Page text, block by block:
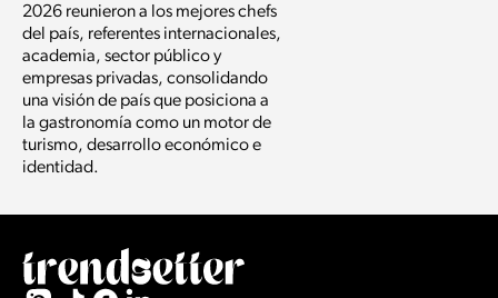
2026 reunieron a los mejores chefs
del país, referentes internacionales,
academia, sector público y
empresas privadas, consolidando
una visión de país que posiciona a
la gastronomía como un motor de
turismo, desarrollo económico e
identidad.